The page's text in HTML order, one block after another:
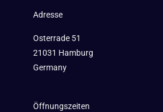
Adresse
Osterrade 51
21031 Hamburg
Germany
Öffnungszeiten